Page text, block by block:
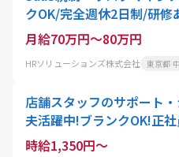
クOK/完全週休2日制/研修
月給70万円～80万円
HRソリューションズ株式会社 東京都
店舗スタッフのサポート
夫活躍中!ブランクOK!正
リーニング代50%OFF
時給1,350円～